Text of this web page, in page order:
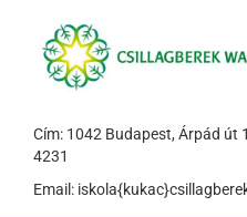
Cím: 1042 Budapest, Árpád út
4231
Email: